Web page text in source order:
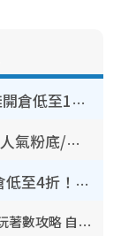
開倉優惠 | 尖沙咀海港城名牌波鞋開倉低至1折！On鞋$899起／Joy&Peace鞋履$98起
CHANEL美妝限時減價低至3折！人氣粉底/唇膏/精華液低至$275！COCO香水都有平
開倉優惠｜尖沙咀名牌行李箱開倉低至4折！一連5日 American Tourister/ace./Hallmark $200起！
【8月生日優惠2026】全港85大食買玩著數攻略 自助餐/火鍋放題同行免費＋誠品/DONKI送現金券